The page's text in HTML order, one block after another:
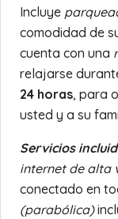
Incluye
comodidad de
cuenta con una
relajarse
24 horas, para
usted y a su
Servicios
internet de alta
conectado en
(parabólica)